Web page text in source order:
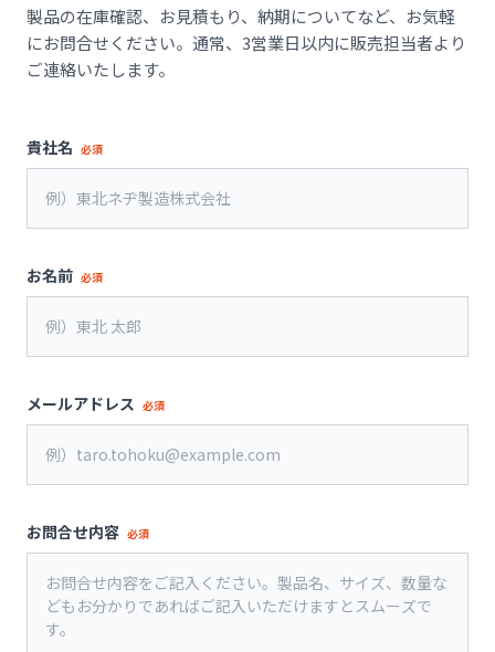
製品の在庫確認、お見積もり、納期についてなど、お気軽
にお問合せください。通常、3営業日以内に販売担当者より
ご連絡いたします。
貴社名 必須
お名前 必須
メールアドレス 必須
お問合せ内容 必須